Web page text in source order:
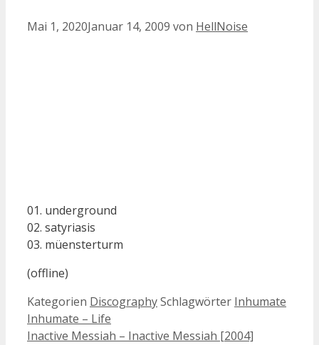
Mai 1, 2020Januar 14, 2009 von HellNoise
01. underground
02. satyriasis
03. müensterturm
(offline)
Kategorien DiscographySchlagwörter Inhumate
Inhumate – Life
Inactive Messiah – Inactive Messiah [2004]